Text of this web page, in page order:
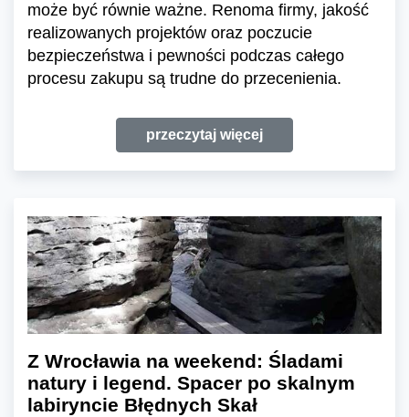
może być równie ważne. Renoma firmy, jakość
realizowanych projektów oraz poczucie
bezpieczeństwa i pewności podczas całego
procesu zakupu są trudne do przecenienia.
przeczytaj więcej
Z Wrocławia na weekend: Śladami
natury i legend. Spacer po skalnym
labiryncie Błędnych Skał